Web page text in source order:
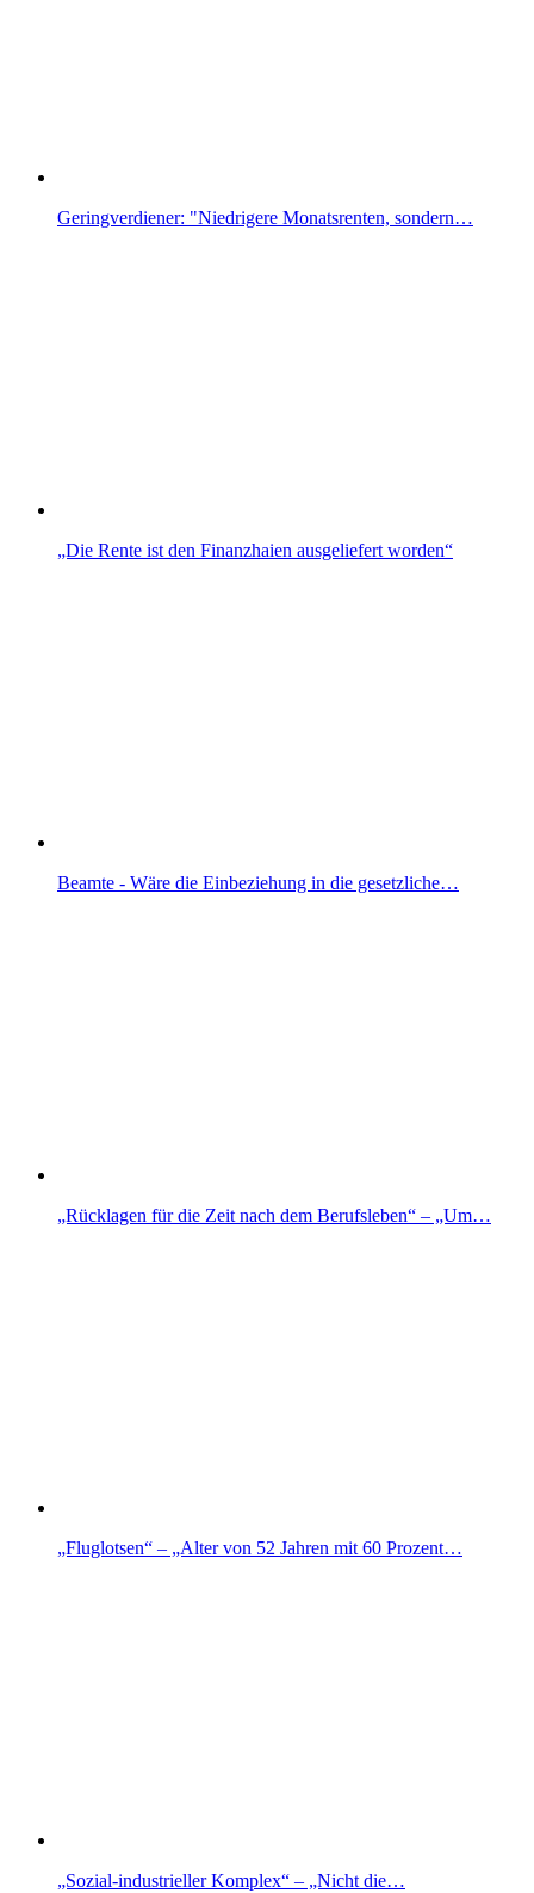
Geringverdiener: "Niedrigere Monatsrenten, sondern…
„Die Rente ist den Finanzhaien ausgeliefert worden“
Beamte - Wäre die Einbeziehung in die gesetzliche…
„Rücklagen für die Zeit nach dem Berufsleben“ – „Um…
„Fluglotsen“ – „Alter von 52 Jahren mit 60 Prozent…
„Sozial-industrieller Komplex“ – „Nicht die…